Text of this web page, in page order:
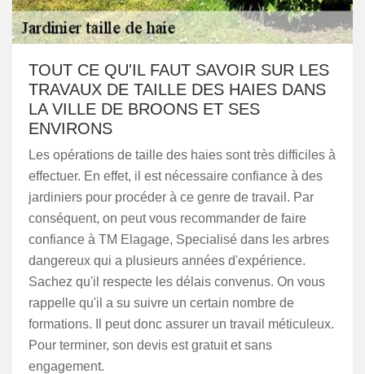
TOUT CE QU'IL FAUT SAVOIR SUR LES
TRAVAUX DE TAILLE DES HAIES DANS
LA VILLE DE BROONS ET SES
ENVIRONS
Les opérations de taille des haies sont très difficiles à
effectuer. En effet, il est nécessaire confiance à des
jardiniers pour procéder à ce genre de travail. Par
conséquent, on peut vous recommander de faire
confiance à TM Elagage, Specialisé dans les arbres
dangereux qui a plusieurs années d'expérience.
Sachez qu'il respecte les délais convenus. On vous
rappelle qu'il a su suivre un certain nombre de
formations. Il peut donc assurer un travail méticuleux.
Pour terminer, son devis est gratuit et sans
engagement.